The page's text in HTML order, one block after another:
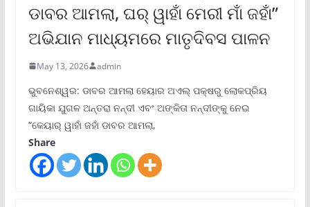
ଡାବର ଆମଲା, ଘର୍ ୱାହାଁ ମେରୀ ମାଁ ଜହାଁ”
ଅଭିଯାନ ମାଧ୍ୟମରେ ମାତୃଦିବସ ପାଳନ
May 13, 2026 admin
ଭୁବନେଶ୍ୱର: ଡାବର ଆମଲା ହେୟାର ଅଏଲ୍ ପକ୍ଷରୁ ଲୋକପ୍ରିୟ
ଗାୟିକା ଯୁଗଳ ଅନ୍ତରା ନନ୍ଦୀ ଏବଂ ଅଙ୍କିତା ନନ୍ଦୀଙ୍କୁ ନେଇ
“କେୟାର୍ ୱାହାଁ ଜହାଁ ଡାବର ଆମଲା,
Share